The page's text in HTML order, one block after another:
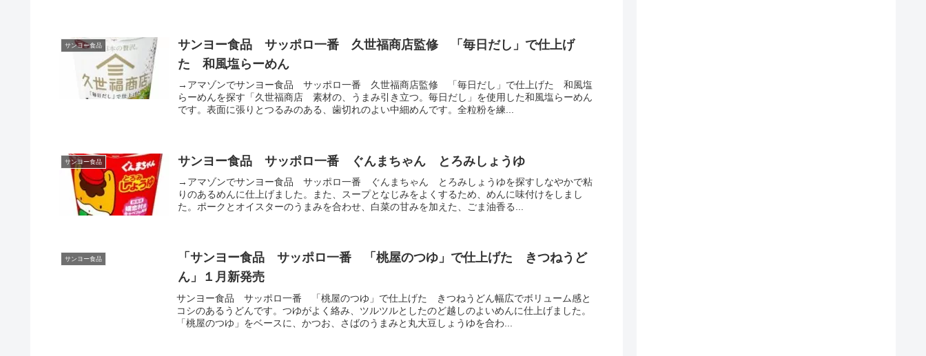
サンヨー食品
サンヨー食品 サッポロ一番 久世福商店監修 「毎日だし」で仕上げ
た 和風塩らーめん
→アマゾンでサンヨー食品 サッポロ一番 久世福商店監修 「毎日だし」で仕上げた 和風塩
らーめんを探す「久世福商店 素材の、うまみ引き立つ。毎日だし」を使用した和風塩らーめん
です。表面に張りとつるみのある、歯切れのよい中細めんです。全粒粉を練...
サンヨー食品 サンヨー食品 サッポロ一番 ぐんまちゃん とろみしょうゆ
→アマゾンでサンヨー食品 サッポロ一番 ぐんまちゃん とろみしょうゆを探すしなやかで粘
りのあるめんに仕上げました。また、スープとなじみをよくするため、めんに味付けをしまし
た。ポークとオイスターのうまみを合わせ、白菜の甘みを加えた、ごま油香る...
サンヨー食品
「サンヨー食品 サッポロ一番 「桃屋のつゆ」で仕上げた きつねうど
ん」１月新発売
サンヨー食品 サッポロ一番 「桃屋のつゆ」で仕上げた きつねうどん幅広でボリューム感と
コシのあるうどんです。つゆがよく絡み、ツルツルとしたのど越しのよいめんに仕上げました。
「桃屋のつゆ」をベースに、かつお、さばのうまみと丸大豆しょうゆを合わ...